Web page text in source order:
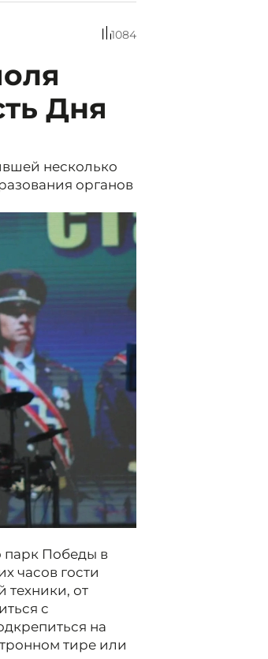
1084
Дня
несколько
органов
парк Победы в
часов гости
техники, от
с
на
тире или